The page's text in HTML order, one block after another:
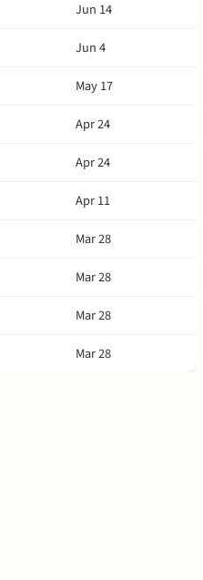
Jun 14
Jun 4
May 17
Apr 24
Apr 24
Apr 11
Mar 28
Mar 28
Mar 28
Mar 28